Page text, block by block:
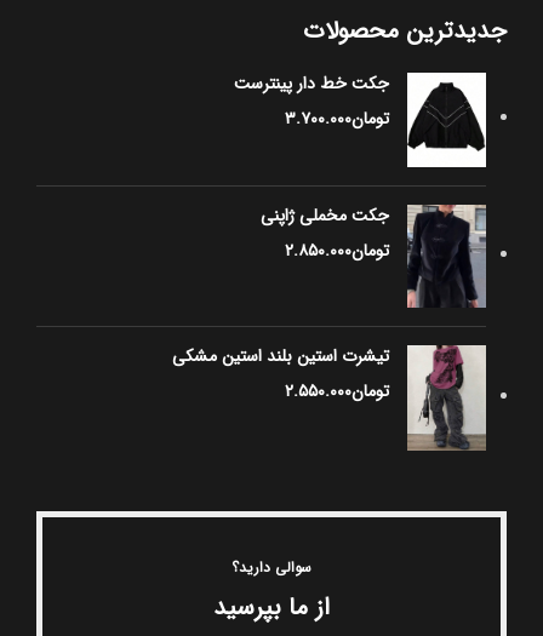
جدیدترین محصولات
جکت خط دار پینترست
تومان۳.۷۰۰.۰۰۰
جکت مخملی ژاپنی
تومان۲.۸۵۰.۰۰۰
تیشرت استین بلند استین مشکی
تومان۲.۵۵۰.۰۰۰
سوالی دارید؟
از ما بپرسید